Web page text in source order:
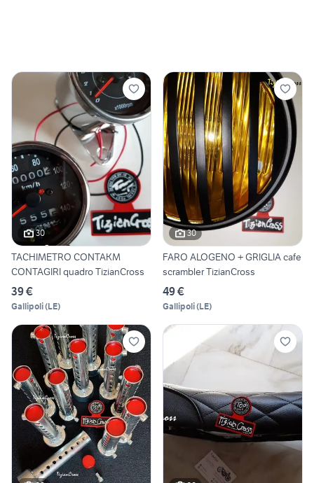
30
TACHIMETRO CONTAKM
CONTAGIRI quadro TizianCross
39 €
Gallipoli(LE)
30
FARO ALOGENO + GRIGLIA cafe
scrambler TizianCross
49 €
Gallipoli(LE)